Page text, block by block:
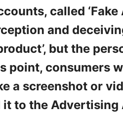
called ‘Fake
and
but the
point, consumers
a screenshot or
to the Advertising